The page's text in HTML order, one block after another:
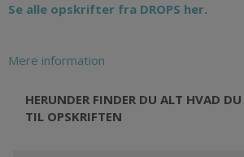
Se alle opskrifter fra DROPS her.
Mere information
HERUNDER FINDER DU ALT HVAD DU
TIL OPSKRIFTEN